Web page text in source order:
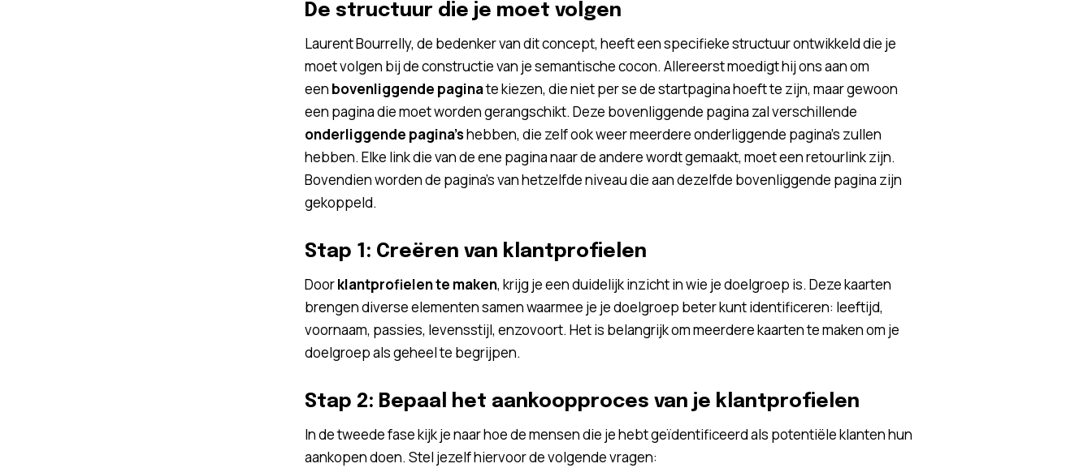
De structuur die je moet volgen
Laurent Bourrelly, de bedenker van dit concept, heeft een specifieke structuur ontwikkeld die je
moet volgen bij de constructie van je semantische cocon. Allereerst moedigt hij ons aan om
een bovenliggende paginate kiezen, die niet per se de startpagina hoeft te zijn, maar gewoon
een pagina die moet worden gerangschikt. Deze bovenliggende pagina zal verschillende
onderliggende pagina’shebben, die zelf ook weer meerdere onderliggende pagina’s zullen
hebben. Elke link die van de ene pagina naar de andere wordt gemaakt, moet een retourlink zijn.
Bovendien worden de pagina’s van hetzelfde niveau die aan dezelfde bovenliggende pagina zijn
gekoppeld.
Stap 1: Creëren van klantprofielen
Doorklantprofielen te maken, krijg je een duidelijk inzicht in wie je doelgroep is. Deze kaarten
brengen diverse elementen samen waarmee je je doelgroep beter kunt identificeren: leeftijd,
voornaam, passies, levensstijl, enzovoort. Het is belangrijk om meerdere kaarten te maken om je
doelgroep als geheel te begrijpen.
Stap 2: Bepaal het aankoopproces van je klantprofielen
In de tweede fase kijk je naar hoe de mensen die je hebt geïdentificeerd als potentiële klanten hun
aankopen doen. Stel jezelf hiervoor de volgende vragen: